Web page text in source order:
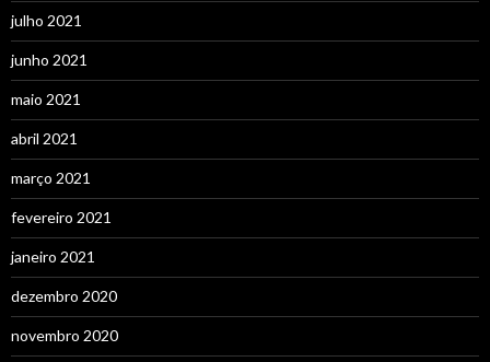
julho 2021
junho 2021
maio 2021
abril 2021
março 2021
fevereiro 2021
janeiro 2021
dezembro 2020
novembro 2020